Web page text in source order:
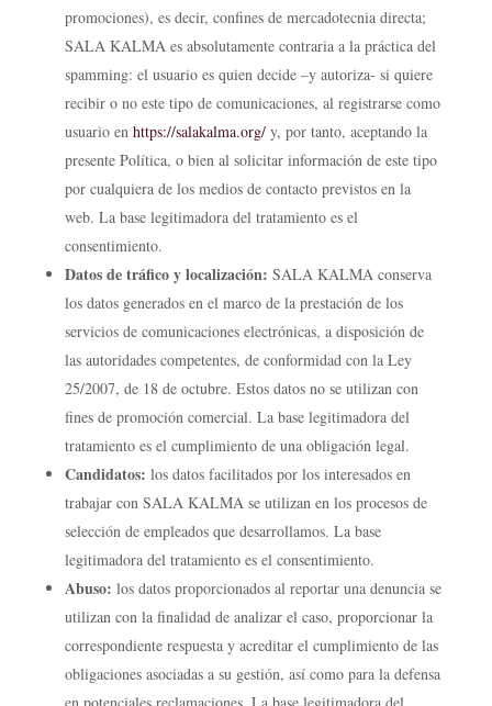
promociones), es decir, confines de mercadotecnia directa;
SALA KALMA es absolutamente contraria a la práctica del
spamming: el usuario es quien decide –y autoriza- si quiere
recibir o no este tipo de comunicaciones, al registrarse como
usuario en https://salakalma.org/y, por tanto, aceptando la
presente Política, o bien al solicitar información de este tipo
por cualquiera de los medios de contacto previstos en la
web. La base legitimadora del tratamiento es el
consentimiento.
Datos de tráfico y localización: SALA KALMA conserva
los datos generados en el marco de la prestación de los
servicios de comunicaciones electrónicas, a disposición de
las autoridades competentes, de conformidad con la Ley
25/2007, de 18 de octubre. Estos datos no se utilizan con
fines de promoción comercial. La base legitimadora del
tratamiento es el cumplimiento de una obligación legal.
Candidatos: los datos facilitados por los interesados en
trabajar con SALA KALMA se utilizan en los procesos de
selección de empleados que desarrollamos. La base
legitimadora del tratamiento es el consentimiento.
Abuso: los datos proporcionados al reportar una denuncia se
utilizan con la finalidad de analizar el caso, proporcionar la
correspondiente respuesta y acreditar el cumplimiento de las
obligaciones asociadas a su gestión, así como para la defensa